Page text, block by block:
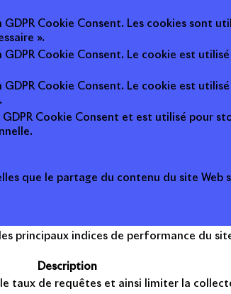
GDPR Cookie Consent. Les cookies sont
».
GDPR Cookie Consent. Le cookie est
GDPR Cookie Consent. Le cookie est
Cookie Consent et est utilisé pour
que le partage du contenu du site Web
principaux indices de performance du
Description
taux de requêtes et ainsi limiter la